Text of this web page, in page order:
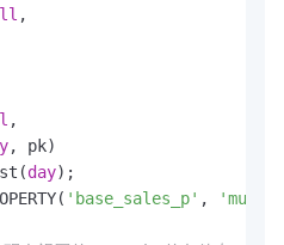
,
,
, pk)
day
'base_sales_p' ,